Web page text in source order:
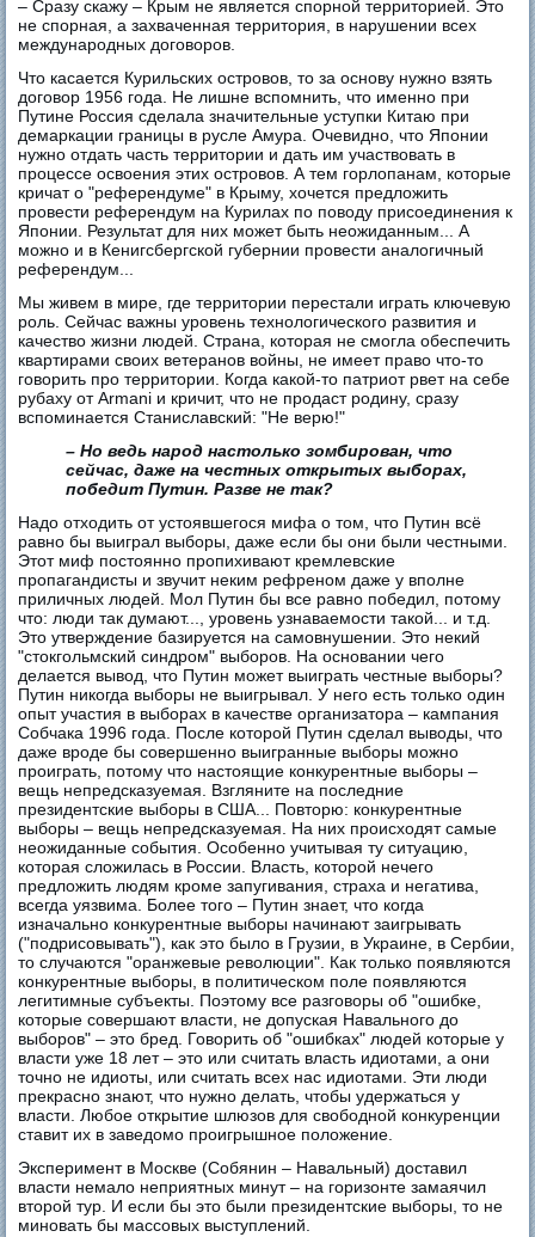
– Сразу скажу – Крым не является спорной территорией. Это
не спорная, а захваченная территория, в нарушении всех
международных договоров.
Что касается Курильских островов, то за основу нужно взять
договор 1956 года. Не лишне вспомнить, что именно при
Путине Россия сделала значительные уступки Китаю при
демаркации границы в русле Амура. Очевидно, что Японии
нужно отдать часть территории и дать им участвовать в
процессе освоения этих островов. А тем горлопанам, которые
кричат о "референдуме" в Крыму, хочется предложить
провести референдум на Курилах по поводу присоединения к
Японии. Результат для них может быть неожиданным... А
можно и в Кенигсбергской губернии провести аналогичный
референдум...
Мы живем в мире, где территории перестали играть ключевую
роль. Сейчас важны уровень технологического развития и
качество жизни людей. Страна, которая не смогла обеспечить
квартирами своих ветеранов войны, не имеет право что-то
говорить про территории. Когда какой-то патриот рвет на себе
рубаху от Armani и кричит, что не продаст родину, сразу
вспоминается Станиславский: "Не верю!"
– Но ведь народ настолько зомбирован, что
сейчас, даже на честных открытых выборах,
победит Путин. Разве не так?
Надо отходить от устоявшегося мифа о том, что Путин всё
равно бы выиграл выборы, даже если бы они были честными.
Этот миф постоянно пропихивают кремлевские
пропагандисты и звучит неким рефреном даже у вполне
приличных людей. Мол Путин бы все равно победил, потому
что: люди так думают..., уровень узнаваемости такой... и т.д.
Это утверждение базируется на самовнушении. Это некий
"стокгольмский синдром" выборов. На основании чего
делается вывод, что Путин может выиграть честные выборы?
Путин никогда выборы не выигрывал. У него есть только один
опыт участия в выборах в качестве организатора – кампания
Собчака 1996 года. После которой Путин сделал выводы, что
даже вроде бы совершенно выигранные выборы можно
проиграть, потому что настоящие конкурентные выборы –
вещь непредсказуемая. Взгляните на последние
президентские выборы в США... Повторю: конкурентные
выборы – вещь непредсказуемая. На них происходят самые
неожиданные события. Особенно учитывая ту ситуацию,
которая сложилась в России. Власть, которой нечего
предложить людям кроме запугивания, страха и негатива,
всегда уязвима. Более того – Путин знает, что когда
изначально конкурентные выборы начинают заигрывать
("подрисовывать"), как это было в Грузии, в Украине, в Сербии,
то случаются "оранжевые революции". Как только появляются
конкурентные выборы, в политическом поле появляются
легитимные субъекты. Поэтому все разговоры об "ошибке,
которые совершают власти, не допуская Навального до
выборов" – это бред. Говорить об "ошибках" людей которые у
власти уже 18 лет – это или считать власть идиотами, а они
точно не идиоты, или считать всех нас идиотами. Эти люди
прекрасно знают, что нужно делать, чтобы удержаться у
власти. Любое открытие шлюзов для свободной конкуренции
ставит их в заведомо проигрышное положение.
Эксперимент в Москве (Собянин – Навальный) доставил
власти немало неприятных минут – на горизонте замаячил
второй тур. И если бы это были президентские выборы, то не
миновать бы массовых выступлений.